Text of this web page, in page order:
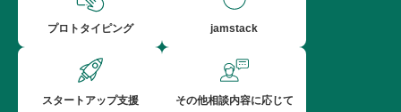
プロトタイピング jamstack
スタートアップ支援
その他相談内容に応じて